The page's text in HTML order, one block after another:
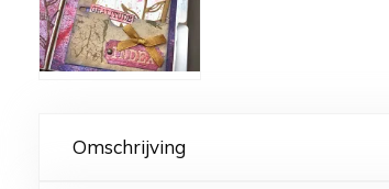
Omschrijving